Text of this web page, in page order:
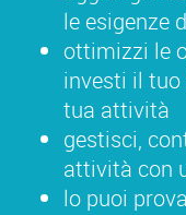
le esigenze
ottimizzi le
investi il tuo
tua attività
gestisci,
attività con
lo puoi